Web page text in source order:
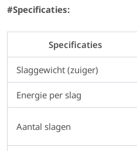
#Specificaties:
Specificaties
Slaggewicht (zuiger)
Energie per slag
Aantal slagen